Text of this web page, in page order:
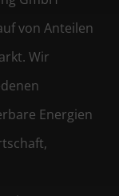
von Anteilen
Wir
Energien